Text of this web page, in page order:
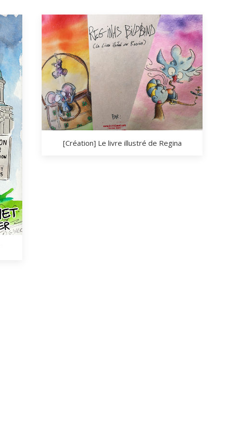
[Création] Le livre illustré de Regina